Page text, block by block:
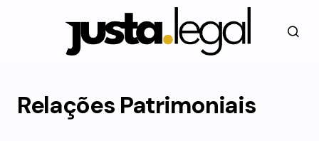
Relações Patrimoniais